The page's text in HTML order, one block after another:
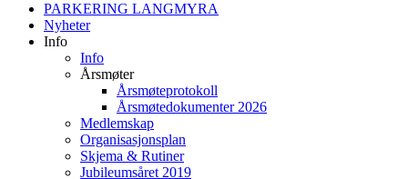
PARKERING LANGMYRA
Nyheter
Info
Info
Årsmøter
Årsmøteprotokoll
Årsmøtedokumenter 2026
Medlemskap
Organisasjonsplan
Skjema & Rutiner
Jubileumsåret 2019